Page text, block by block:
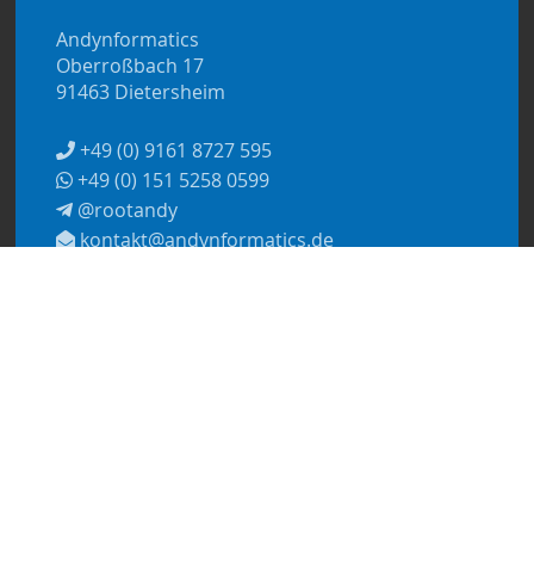
Andynformatics
Oberroßbach 17
91463 Dietersheim
+49 (0) 9161 8727 595
+49 (0) 151 5258 0599
@rootandy
kontakt@andynformatics.de